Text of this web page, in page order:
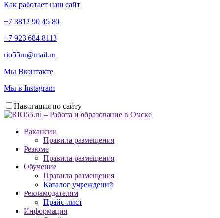
Как работает наш сайт
+7 3812 90 45 80
+7 923 684 8113
rio55ru@mail.ru
Мы Вконтакте
Мы в Instagram
Навигация по сайту
Вакансии
Правила размещения
Резюме
Правила размещения
Обучение
Правила размещения
Каталог учреждений
Рекламодателям
Прайс-лист
Информация